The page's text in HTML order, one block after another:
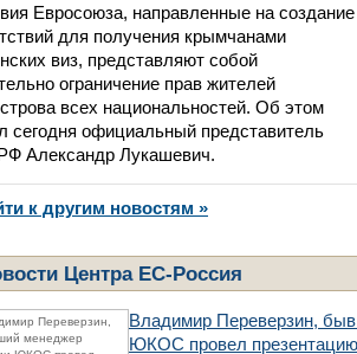
Евросоюза, направленные на создание
для получения крымчанами
виз, представляют собой
ограничение прав жителей
всех национальностей. Об этом
сегодня официальный представитель
Александр Лукашевич.
к другим новостям »
Центра ЕС-Россия
Владимир Переверзин,
ЮКОС провел